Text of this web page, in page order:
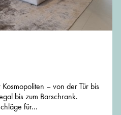
– von der Tür bis
bis zum Barschrank.
für...